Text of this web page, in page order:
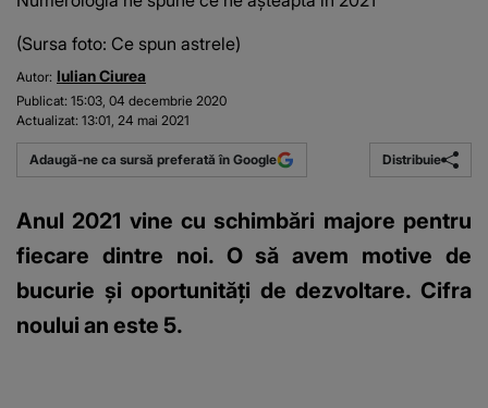
(Sursa foto: Ce spun astrele)
Autor: Iulian Ciurea
Publicat: 15:03, 04 decembrie 2020
Actualizat: 13:01, 24 mai 2021
Adaugă-ne ca sursă preferată în Google Distribuie
Anul 2021 vine cu schimbări majore pentru
fiecare dintre noi. O să avem motive de
bucurie și oportunități de dezvoltare. Cifra
noului an este 5.